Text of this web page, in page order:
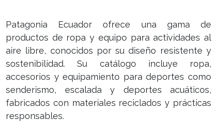
Patagonia Ecuador ofrece una gama de
productos de ropa y equipo para actividades al
aire libre, conocidos por su diseño resistente y
sostenibilidad. Su catálogo incluye ropa,
accesorios y equipamiento para deportes como
senderismo, escalada y deportes acuáticos,
fabricados con materiales reciclados y prácticas
responsables.